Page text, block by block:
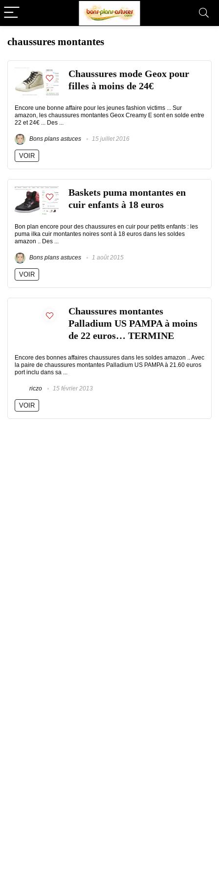
chaussures montantes
Chaussures mode Geox pour
filles à moins de 24€
Encore une bonne affaire pour les jeunes fashion victims ... Sur
amazon, les chaussures montantes Geox Creamy E sont en solde entre
22 et 24€ ... Des ...
Bons plans astuces 15 juillet 2016
VOIR
Baskets puma montantes en
cuir enfants à 18 euros
Bon plan encore pour des chaussures en cuir pour petits enfants : les
puma ilka cuir montantes noires sont à 18 euros dans les soldes
amazon .. Des ...
Bons plans astuces 1 août 2015
VOIR
Chaussures montantes
Palladium US PAMPA à moins
de 22 euros… TERMINE
Encore des bonnes affaires chaussures dans les soldes amazon .. Avec
la paire de chaussures montantes Palladium US PAMPA à 21.60 euros
port inclu dans sa ...
riczo 15 février 2013
VOIR